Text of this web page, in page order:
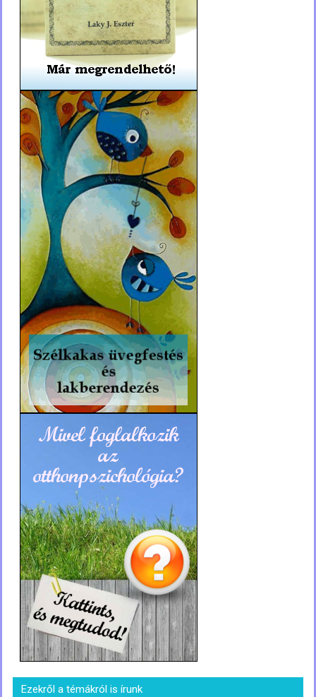
Ezekről a témákról is írunk